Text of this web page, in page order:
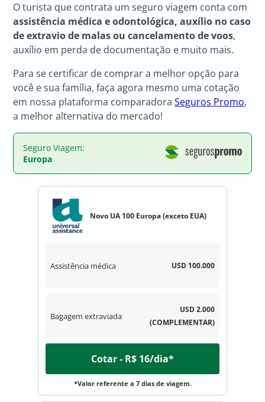
O turista que contrata um seguro viagem conta com
assistência médica e odontológica, auxílio no caso
de extravio de malas ou cancelamento de voos,
auxílio em perda de documentação e muito mais.
Para se certificar de comprar a melhor opção para
você e sua família, faça agora mesmo uma cotação
em nossa plataforma comparadoraSeguros Promo,
a melhor alternativa do mercado!
Seguro Viagem:
Europa
Novo UA 100 Europa (exceto EUA)
Assistência médica USD 100.000
Bagagem extraviada
USD 2.000
(COMPLEMENTAR)
Cotar - R$ 16/dia*
*Valor referente a 7 dias de viagem.